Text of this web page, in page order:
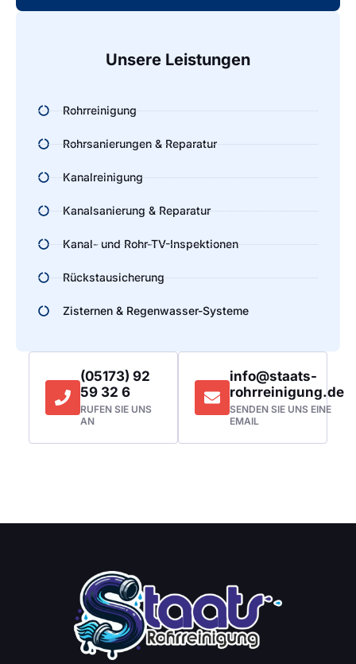
Unsere Leistungen
Rohrreinigung
Rohrsanierungen & Reparatur
Kanalreinigung
Kanalsanierung & Reparatur
Kanal- und Rohr-TV-Inspektionen
Rückstausicherung
Zisternen & Regenwasser-Systeme
(05173) 92
59 32 6
RUFEN SIE UNS
AN
info@staats-
rohrreinigung.de
SENDEN SIE UNS EINE
EMAIL